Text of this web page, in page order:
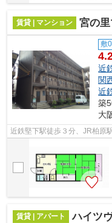
賃貸 | マンション 宮の
敷0
近
関
近
築
大
近鉄堅下駅徒歩３分、JR柏原
賃貸 | アパート ハイツ